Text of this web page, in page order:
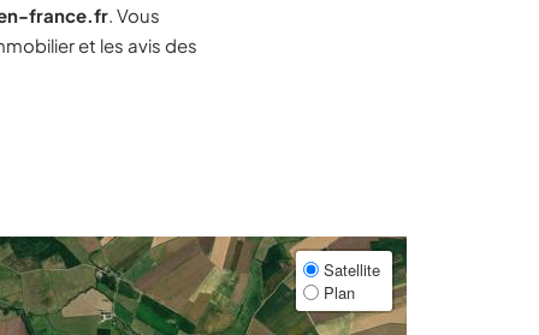
france.fr. Vous
et les avis des
Satellite
Plan